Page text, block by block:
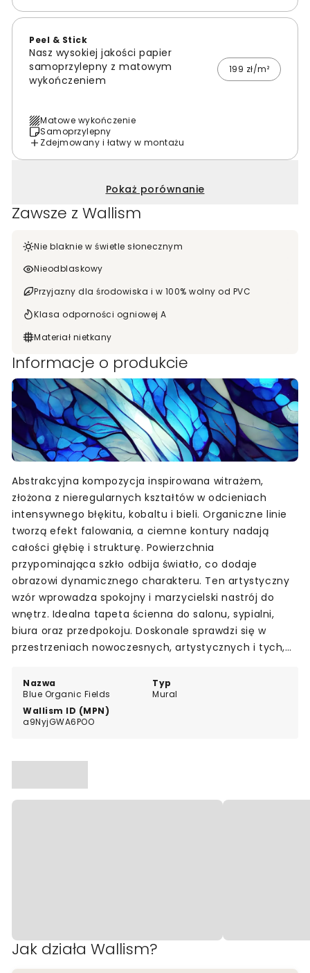
Peel & Stick
Nasz wysokiej jakości papier
samoprzylepny z matowym
wykończeniem
199 zł/m²
Matowe wykończenie
Samoprzylepny
Zdejmowany i łatwy w montażu
Pokaż porównanie
Zawsze z Wallism
Nie blaknie w świetle słonecznym
Nieodblaskowy
Przyjazny dla środowiska i w 100% wolny od PVC
Klasa odporności ogniowej A
Materiał nietkany
Informacje o produkcie
Nazwa
Blue Organic Fields
Typ
Mural
Wallism ID (MPN)
a9NyjGWA6POO
Abstrakcyjna kompozycja inspirowana witrażem,
złożona z nieregularnych kształtów w odcieniach
intensywnego błękitu, kobaltu i bieli. Organiczne linie
tworzą efekt falowania, a ciemne kontury nadają
całości głębię i strukturę. Powierzchnia
przypominająca szkło odbija światło, co dodaje
obrazowi dynamicznego charakteru. Ten artystyczny
wzór wprowadza spokojny i marzycielski nastrój do
wnętrz. Idealna tapeta ścienna do salonu, sypialni,
biura oraz przedpokoju. Doskonale sprawdzi się w
przestrzeniach nowoczesnych, artystycznych i tych,
odcieniach niebieskiego.
Jak działa Wallism?